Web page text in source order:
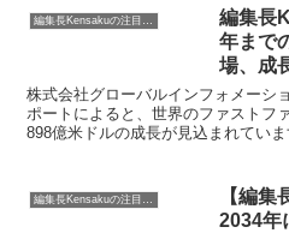
購入を後押しするポイントを詳しく
編集長Kensakuの注目ネタ
編集長
年まで
場、成
は？
株式会社グローバルインフォメーシ
ポートによると、世界のファストフ
898億米ドルの成長が見込まれてい
KENSAKUがその詳細と市場の未来
編集長Kensakuの注目ネタ
【編集
2034年